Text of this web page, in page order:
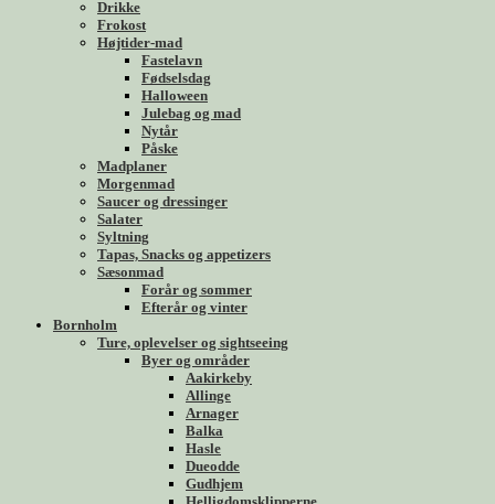
Drikke
Frokost
Højtider-mad
Fastelavn
Fødselsdag
Halloween
Julebag og mad
Nytår
Påske
Madplaner
Morgenmad
Saucer og dressinger
Salater
Syltning
Tapas, Snacks og appetizers
Sæsonmad
Forår og sommer
Efterår og vinter
Bornholm
Ture, oplevelser og sightseeing
Byer og områder
Aakirkeby
Allinge
Arnager
Balka
Hasle
Dueodde
Gudhjem